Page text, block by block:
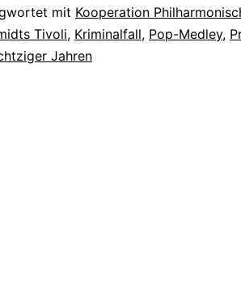
von
St.
mit Kooperation
Tivoli, Kriminalfall, Pop-Medley,
Jahren